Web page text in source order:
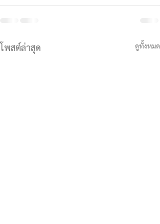
โพสต์ล่าสุด ดูทั้งหมด